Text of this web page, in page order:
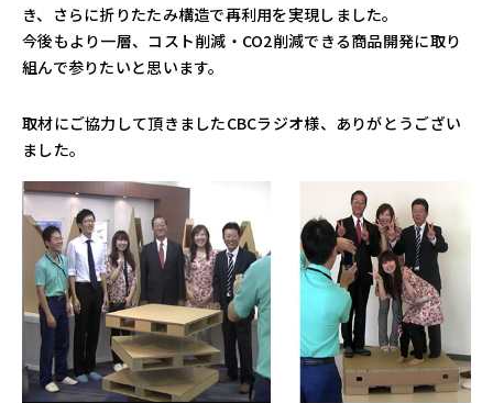
き、さらに折りたたみ構造で再利用を実現しました。
今後もより一層、コスト削減・CO2削減できる商品開発に取り
組んで参りたいと思います。
取材にご協力して頂きましたCBCラジオ様、ありがとうござい
ました。